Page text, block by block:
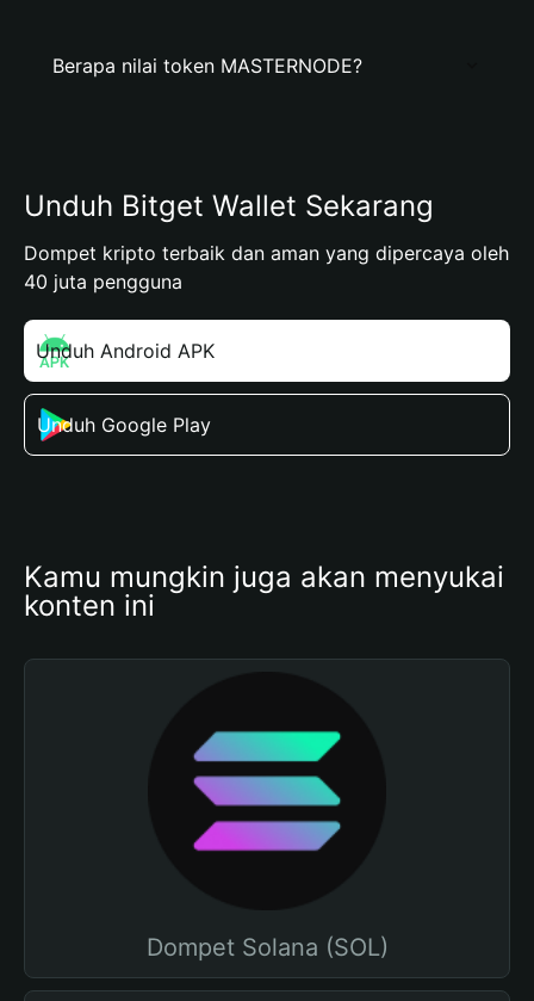
Berapa nilai token MASTERNODE?
Unduh Bitget Wallet Sekarang
Dompet kripto terbaik dan aman yang dipercaya oleh
40 juta pengguna
Unduh Android APK
Unduh Google Play
Kamu mungkin juga akan menyukai
konten ini
Dompet Solana (SOL)